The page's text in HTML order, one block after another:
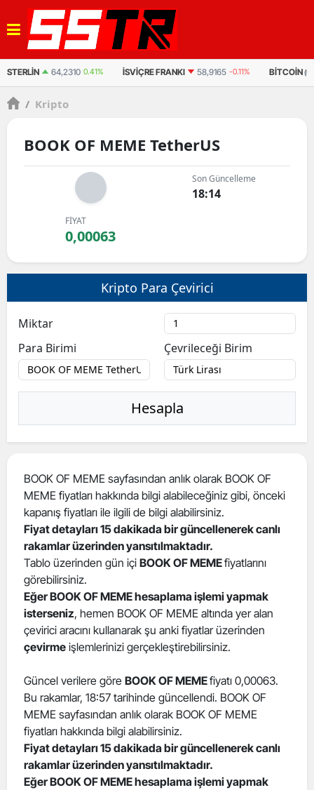
STERLIN 64,2310 0.41% İSVIÇRE FRANKI 58,9165 -0.11% BITCOIN
/ Kripto
BOOK OF MEME TetherUS
Son Güncelleme
18:14
FİYAT
0,00063
Kripto Para Çevirici
Miktar
Para Birimi
Çevrileceği Birim
Hesapla
BOOK OF MEME sayfasından anlık olarak BOOK OF
MEME fiyatları hakkında bilgi alabileceğiniz gibi, önceki
kapanış fiyatları ile ilgili de bilgi alabilirsiniz.
Fiyat detayları 15 dakikada bir güncellenerek canlı
rakamlar üzerinden yansıtılmaktadır.
Tablo üzerinden gün içi BOOK OF MEMEfiyatlarını
görebilirsiniz.
Eğer BOOK OF MEME hesaplama işlemi yapmak
isterseniz, hemen BOOK OF MEME altında yer alan
çevirici aracını kullanarak şu anki fiyatlar üzerinden
çevirme işlemlerinizi gerçekleştirebilirsiniz.
Güncel verilere göre BOOK OF MEMEfiyatı 0,00063.
Bu rakamlar, 18:57 tarihinde güncellendi. BOOK OF
MEME sayfasından anlık olarak BOOK OF MEME
fiyatları hakkında bilgi alabilirsiniz.
Fiyat detayları 15 dakikada bir güncellenerek canlı
rakamlar üzerinden yansıtılmaktadır.
Eğer BOOK OF MEME hesaplama işlemi yapmak